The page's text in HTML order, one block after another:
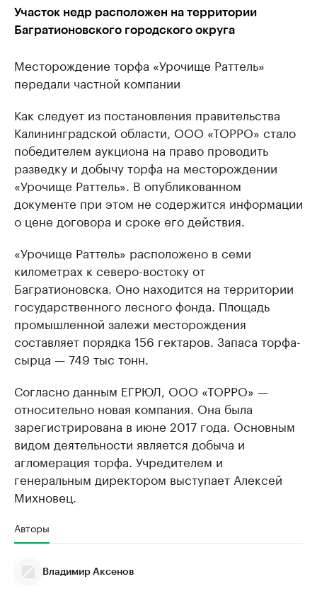
Участок недр расположен на территории
Багратионовского городского округа
Месторождение торфа «Урочище Раттель»
передали частной компании
Как следует из постановления правительства
Калининградской области, ООО «ТОРРО» стало
победителем аукциона на право проводить
разведку и добычу торфа на месторождении
«Урочище Раттель». В опубликованном
документе при этом не содержится информации
о цене договора и сроке его действия.
«Урочище Раттель» расположено в семи
километрах к северо-востоку от
Багратионовска. Оно находится на территории
государственного лесного фонда. Площадь
промышленной залежи месторождения
составляет порядка 156 гектаров. Запаса торфа-
сырца — 749 тыс тонн.
Согласно данным ЕГРЮЛ, ООО «ТОРРО» —
относительно новая компания. Она была
зарегистрирована в июне 2017 года. Основным
видом деятельности является добыча и
агломерация торфа. Учредителем и
генеральным директором выступает Алексей
Михновец.
Авторы
Владимир Аксенов